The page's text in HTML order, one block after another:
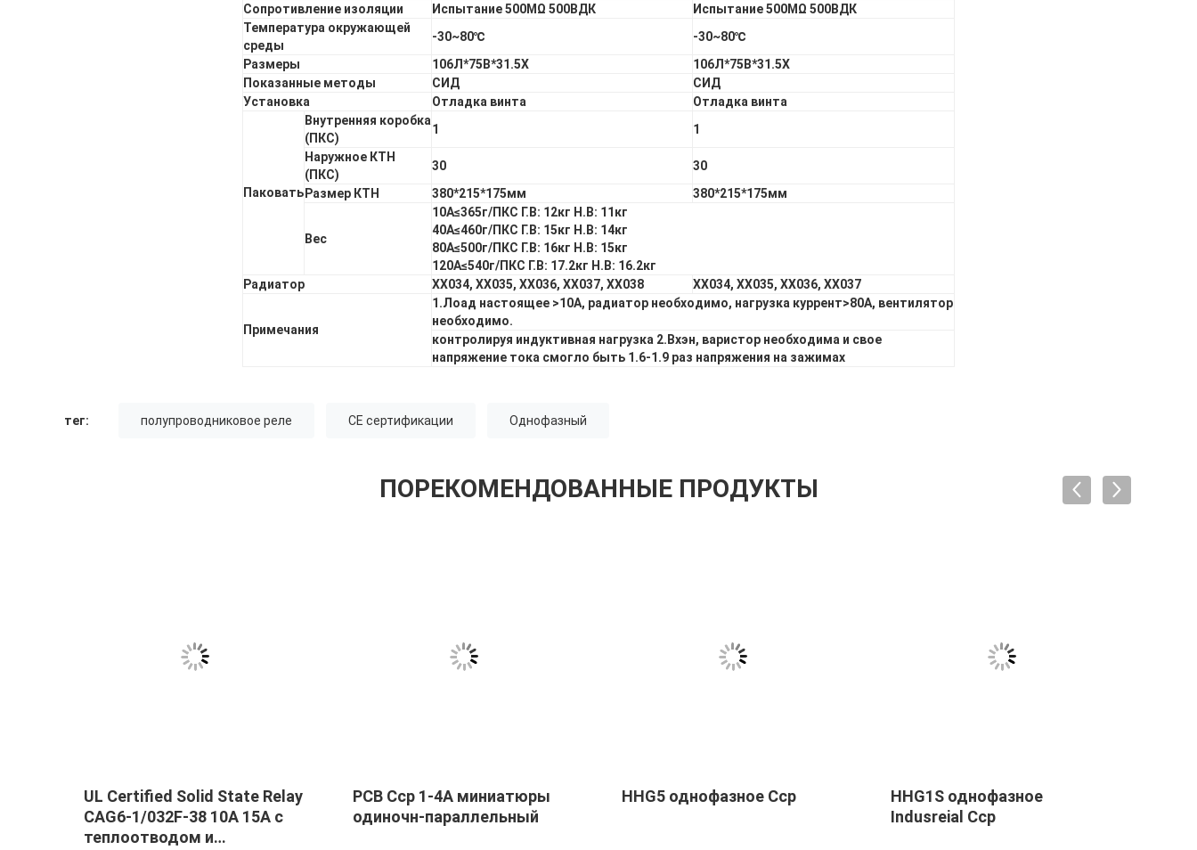
Сопротивление изоляции
Испытание 500МΩ 500ВДК
Испытание 500МΩ 500ВДК
Температура окружающей
среды
-30~80℃
-30~80℃
Размеры
106Л*75В*31.5Х
106Л*75В*31.5Х
Показанные методы
СИД
СИД
Установка
Отладка винта Отладка винта
Паковать
Внутренняя коробка
(ПКС)
1
1
Наружное КТН
(ПКС)
30
30
Размер КТН
380*215*175мм 380*215*175мм
Вес
10А≤365г/ПКС Г.В: 12кг Н.В: 11кг
40А≤460г/ПКС Г.В: 15кг Н.В: 14кг
80А≤500г/ПКС Г.В: 16кг Н.В: 15кг
120А≤540г/ПКС Г.В: 17.2кг Н.В: 16.2кг
Радиатор
ХХ034, ХХ035, ХХ036, ХХ037, ХХ038 ХХ034, ХХ035, ХХ036, ХХ037
Примечания
1.Лоад настоящее >10А, радиатор необходимо, нагрузка куррент>80А, вентилятор
необходимо.
контролируя индуктивная нагрузка 2.Вхэн, варистор необходима и свое
напряжение тока смогло быть 1.6-1.9 раз напряжения на зажимах
тег: полупроводниковое реле CE сертификации Однофазный
ПОРЕКОМЕНДОВАННЫЕ ПРОДУКТЫ
UL Certified Solid State Relay
CAG6-1/032F-38 10A 15A с
теплоотводом и
PCB Сср 1-4A миниатюры
одиночн-параллельный
HHG5 однофазное Сср
HHG1S однофазное
Indusreial Сср